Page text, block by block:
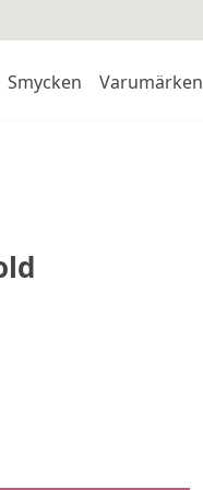
Smycken Varumärken